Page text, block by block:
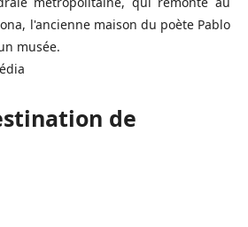
l'ancienne maison du poète Pablo
musée.
de